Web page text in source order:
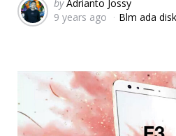
by
by Adrianto Jossy
9 years ago
Blm ada